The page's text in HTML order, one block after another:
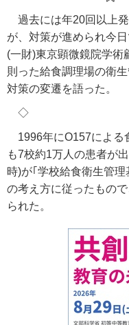
過去には年20回以上
が、対策が進められ今
(一財)東京顕微鏡院学術
則った給食調理場の衛
対策の変遷を語った。
◇
1996年にO157による
も7校約1万人の患者が
時)が｢学校給食衛生管理
の考え方に従ったもので
られた。